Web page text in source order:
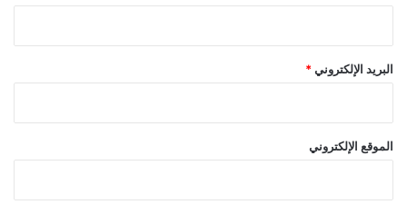
البريد الإلكتروني *
الموقع الإلكتروني